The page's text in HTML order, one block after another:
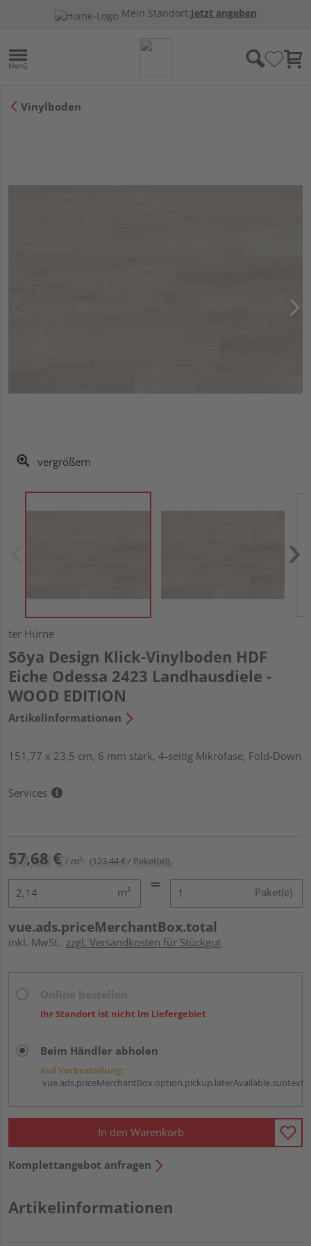
Mein Standort:Jetzt angeben
Vinylboden
vergrößern
ter Hürne
Sōya Design Klick-Vinylboden HDF
Eiche Odessa 2423 Landhausdiele -
WOOD EDITION
Artikelinformationen
151,77 x 23,5 cm, 6 mm stark, 4-seitig Mikrofase, Fold-Down
Services
57,68 € / m² (123,44 € / Paket(e))
m² Paket(e)
vue.ads.priceMerchantBox.total
inkl. MwSt. zzgl. Versandkosten für Stückgut
Ihr Standort ist nicht im Liefergebiet
Beim Händler abholen
Auf Vorbestellung:
vue.ads.priceMerchantBox.option.pickup.laterAvailable.subtext
In den Warenkorb
Komplettangebot anfragen
Artikelinformationen